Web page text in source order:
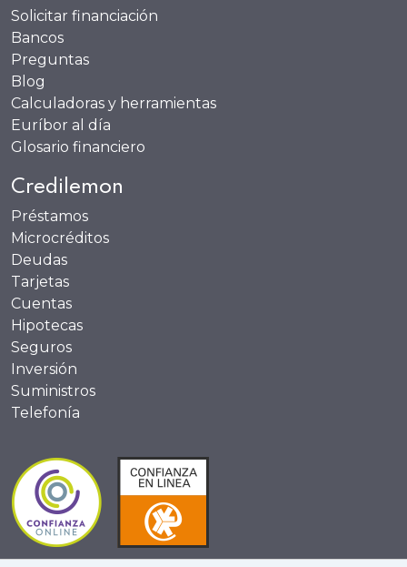
Solicitar financiación
Bancos
Preguntas
Blog
Calculadoras y herramientas
Euríbor al día
Glosario financiero
Credilemon
Préstamos
Microcréditos
Deudas
Tarjetas
Cuentas
Hipotecas
Seguros
Inversión
Suministros
Telefonía